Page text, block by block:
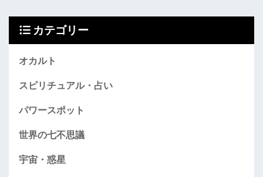
カテゴリー
オカルト
スピリチュアル・占い
パワースポット
世界の七不思議
宇宙・惑星